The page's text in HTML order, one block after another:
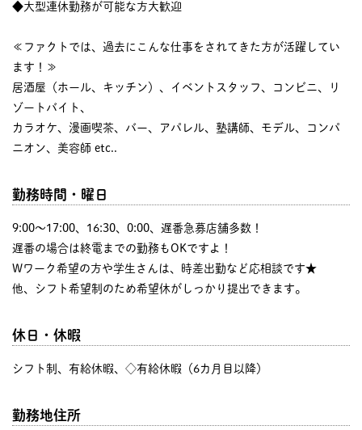
◆大型連休勤務が可能な方大歓迎
≪ファクトでは、過去にこんな仕事をされてきた方が活躍してい
ます！≫
居酒屋（ホール、キッチン）、イベントスタッフ、コンビニ、リ
ゾートバイト、
カラオケ、漫画喫茶、バー、アパレル、塾講師、モデル、コンパ
ニオン、美容師 etc..
勤務時間・曜日
9:00〜17:00、16:30、0:00、遅番急募店舗多数！
遅番の場合は終電までの勤務もOKですよ！
Wワーク希望の方や学生さんは、時差出勤など応相談です★
他、シフト希望制のため希望休がしっかり提出できます。
休日・休暇
シフト制、有給休暇、◇有給休暇（6カ月目以降）
勤務地住所